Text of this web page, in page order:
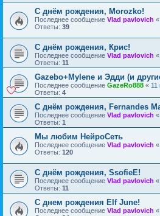
С днём рождения, Morozko!
Последнее сообщение Vlad pavlovich «
Ответы: 39
С днём рождения, Крис!
Последнее сообщение Vlad pavlovich «
Ответы: 11
Gazebo+Mylene и Эдди (и
Последнее сообщение GazeRo888 « 11
Ответы: 4
С днём рождения, Fernandes
Последнее сообщение Vlad pavlovich «
Ответы: 1
Мы любим НейроСеть
Последнее сообщение Vlad pavlovich «
Ответы: 120
С днём рождения, SsofieE!
Последнее сообщение Vlad pavlovich «
Ответы: 11
С днем рождения Elf June!
Последнее сообщение Vlad pavlovich «